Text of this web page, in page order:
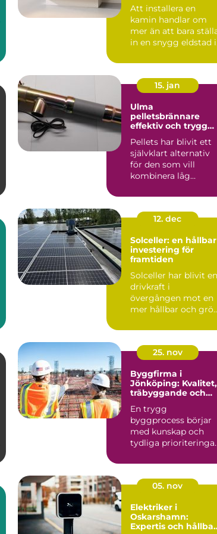
Att installera en
kamin handlar om
mer än att bara
in en snygg eldstad i
vä...
15. jan
Ulma
pelletsbrännare
effektiv och trygg
Pellets har blivit ett
självklart alternativ
för den som vill
kombinera låg
d med ...
12. dec
Solceller: en hållbar
investering för
framtiden
Solceller har blivit en
drivkraft i
övergången mot en
mer hållbar och
25. nov
Byggfirma i
Jönköping: Kvalitet,
träbyggande och
En trygg
byggprocess börjar
med kunskap och
tydliga
05. nov
Elektriker i
Oskarshamn:
Expertis och